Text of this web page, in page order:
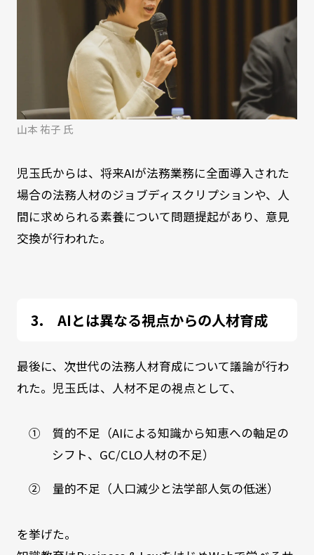
山本 祐子 氏
児玉氏からは、将来AIが法務業務に全面導入された
場合の法務人材のジョブディスクリプションや、人
間に求められる素養について問題提起があり、意見
交換が行われた。
AIとは異なる視点からの人材育成
最後に、次世代の法務人材育成について議論が行わ
れた。児玉氏は、人材不足の視点として、
① 質的不足（AIによる知識から知恵への軸足の
シフト、GC/CLO人材の不足）
② 量的不足（人口減少と法学部人気の低迷）
を挙げた。